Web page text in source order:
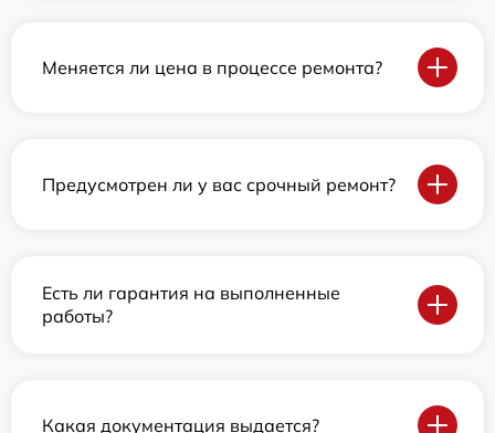
Меняется ли цена в процессе ремонта?
Предусмотрен ли у вас срочный ремонт?
Есть ли гарантия на выполненные
работы?
Какая документация выдается?